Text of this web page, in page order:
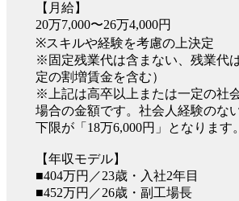
【月給】
20万7,000〜26万4,000円
※スキルや経験を考慮の上決定
※固定残業代は含まない、残業代
定の割増賃金を含む）
※上記は高卒以上または一定の社
場合の金額です。社会人経験のな
下限が「18万6,000円」となります。
【年収モデル】
■404万円／23歳・入社2年目
■452万円／26歳・副工場長